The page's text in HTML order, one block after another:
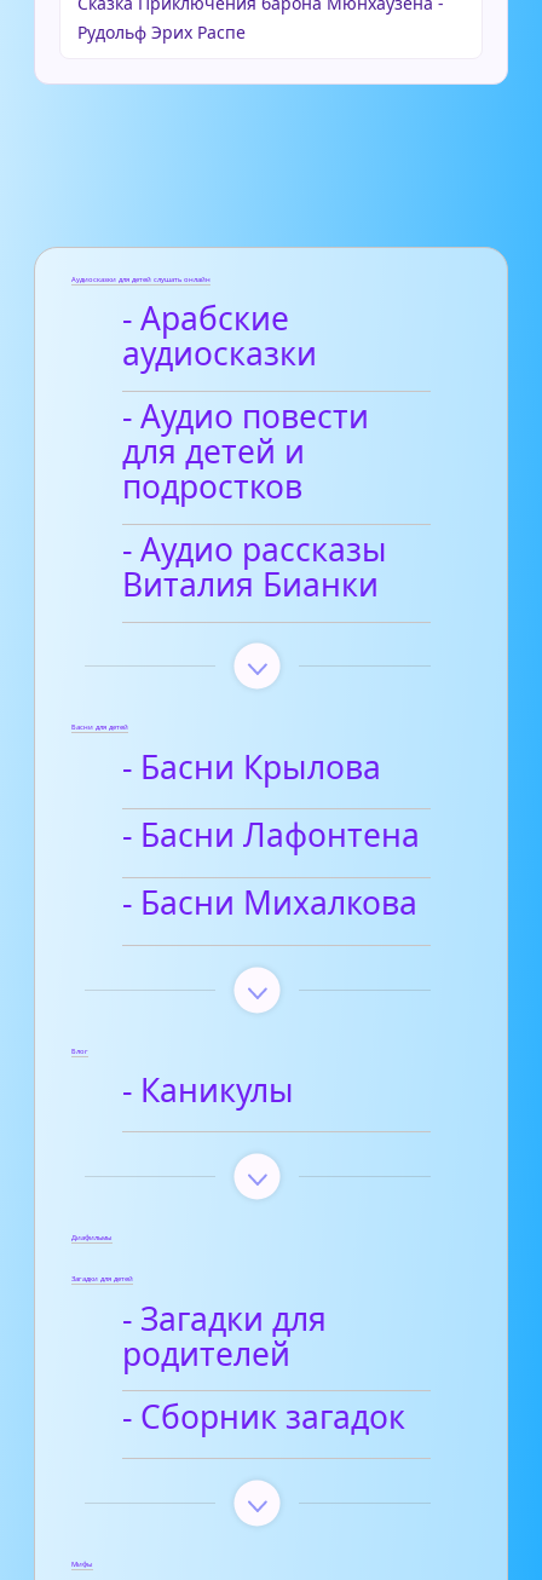
Рудольф Эрих Распе
Аудиосказки для детей слушать онлайн
- Арабские
аудиосказки
- Аудио повести
для детей и
подростков
- Аудио рассказы
Виталия Бианки
Басни для детей
- Басни Крылова
- Басни Лафонтена
- Басни Михалкова
Блог
- Каникулы
Диафильмы
Загадки для детей
- Загадки для
родителей
- Сборник загадок
Мифы